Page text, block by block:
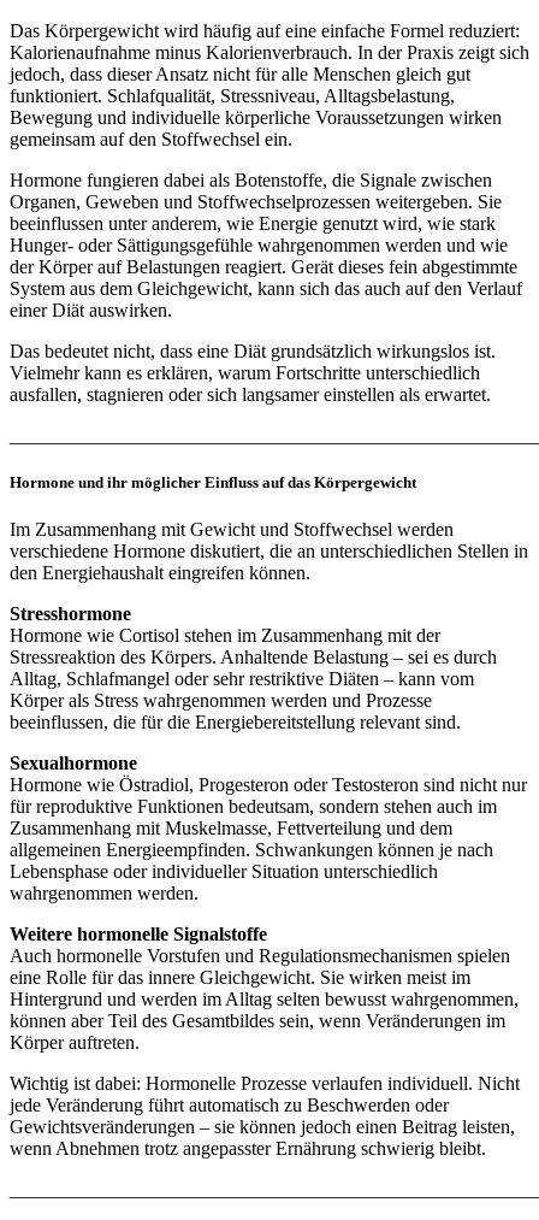
Das Körpergewicht wird häufig auf eine einfache Formel reduziert:
Kalorienaufnahme minus Kalorienverbrauch. In der Praxis zeigt sich
jedoch, dass dieser Ansatz nicht für alle Menschen gleich gut
funktioniert. Schlafqualität, Stressniveau, Alltagsbelastung,
Bewegung und individuelle körperliche Voraussetzungen wirken
gemeinsam auf den Stoffwechsel ein.
Hormone fungieren dabei als Botenstoffe, die Signale zwischen
Organen, Geweben und Stoffwechselprozessen weitergeben. Sie
beeinflussen unter anderem, wie Energie genutzt wird, wie stark
Hunger- oder Sättigungsgefühle wahrgenommen werden und wie
der Körper auf Belastungen reagiert. Gerät dieses fein abgestimmte
System aus dem Gleichgewicht, kann sich das auch auf den Verlauf
einer Diät auswirken.
Das bedeutet nicht, dass eine Diät grundsätzlich wirkungslos ist.
Vielmehr kann es erklären, warum Fortschritte unterschiedlich
ausfallen, stagnieren oder sich langsamer einstellen als erwartet.
Hormone und ihr möglicher Einfluss auf das Körpergewicht
Im Zusammenhang mit Gewicht und Stoffwechsel werden
verschiedene Hormone diskutiert, die an unterschiedlichen Stellen in
den Energiehaushalt eingreifen können.
Stresshormone
Hormone wie Cortisol stehen im Zusammenhang mit der
Stressreaktion des Körpers. Anhaltende Belastung – sei es durch
Alltag, Schlafmangel oder sehr restriktive Diäten – kann vom
Körper als Stress wahrgenommen werden und Prozesse
beeinflussen, die für die Energiebereitstellung relevant sind.
Sexualhormone
Hormone wie Östradiol, Progesteron oder Testosteron sind nicht nur
für reproduktive Funktionen bedeutsam, sondern stehen auch im
Zusammenhang mit Muskelmasse, Fettverteilung und dem
allgemeinen Energieempfinden. Schwankungen können je nach
Lebensphase oder individueller Situation unterschiedlich
wahrgenommen werden.
Weitere hormonelle Signalstoffe
Auch hormonelle Vorstufen und Regulationsmechanismen spielen
eine Rolle für das innere Gleichgewicht. Sie wirken meist im
Hintergrund und werden im Alltag selten bewusst wahrgenommen,
können aber Teil des Gesamtbildes sein, wenn Veränderungen im
Körper auftreten.
Wichtig ist dabei: Hormonelle Prozesse verlaufen individuell. Nicht
jede Veränderung führt automatisch zu Beschwerden oder
Gewichtsveränderungen – sie können jedoch einen Beitrag leisten,
wenn Abnehmen trotz angepasster Ernährung schwierig bleibt.